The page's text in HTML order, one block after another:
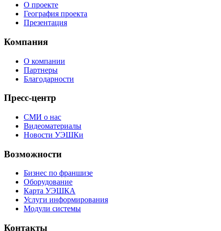
О проекте
География проекта
Презентация
Компания
О компании
Партнеры
Благодарности
Пресс-центр
СМИ о нас
Видеоматериалы
Новости УЭШКи
Возможности
Бизнес по франшизе
Оборудование
Карта УЭШКА
Услуги информирования
Модули системы
Контакты